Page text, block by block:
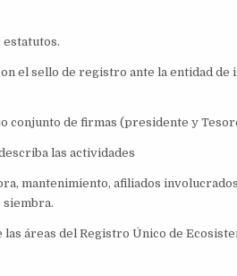
el sello de registro ante la entidad de
conjunto de firmas (presidente y
las actividades
mantenimiento, afiliados
áreas del Registro Único de